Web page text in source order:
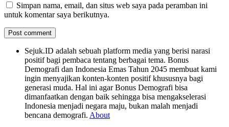
Simpan nama, email, dan situs web saya pada peramban ini
untuk komentar saya berikutnya.
Sejuk.ID adalah sebuah platform media yang berisi narasi
positif bagi pembaca tentang berbagai tema. Bonus
Demografi dan Indonesia Emas Tahun 2045 membuat kami
ingin menyajikan konten-konten positif khususnya bagi
generasi muda. Hal ini agar Bonus Demografi bisa
dimanfaatkan dengan baik sehingga bisa mengakselerasi
Indonesia menjadi negara maju, bukan malah menjadi
bencana demografi. About